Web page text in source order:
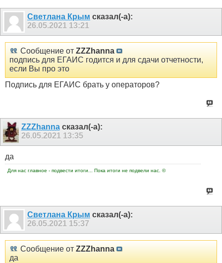
Светлана Крым сказал(-а):
26.05.2021 13:21
Сообщение от ZZZhanna
подпись для ЕГАИС годится и для сдачи отчетности,
если Вы про это
Подпись для ЕГАИС брать у операторов?
ZZZhannaсказал(-а):
26.05.2021 13:35
да
Для нас главное - подвести итоги... Пока итоги не подвели нас. ©
Светлана Крым сказал(-а):
26.05.2021 15:37
Сообщение от ZZZhanna
да